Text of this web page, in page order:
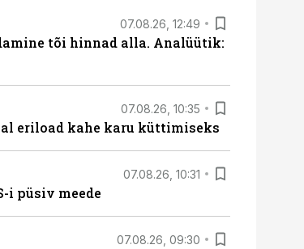
07.08.26, 12:49
tõi hinnad alla. Analüütik:
07.08.26, 10:35
eriload kahe karu küttimiseks
07.08.26, 10:31
i püsiv meede
07.08.26, 09:30